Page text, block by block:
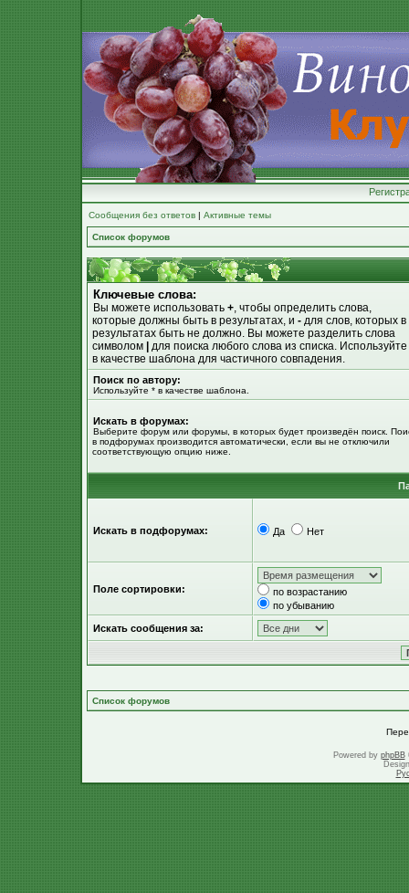
Сообщения без ответов | Активные темы
Список форумов
Ключевые слова:
Вы можете использовать +, чтобы определить слова,
которые должны быть в результатах, и - для слов, которых в
результатах быть не должно. Вы можете разделить слова
символом
для поиска любого слова из списка. Используйте
в качестве шаблона для частичного совпадения.
Поиск по автору:
Используйте * в качестве шаблона.
Искать в форумах:
Выберите форум или форумы, в которых будет произведён поиск.
в подфорумах производится автоматически, если вы не отключили
соответствующую опцию ниже.
Искать в подфорумах: Да Нет
Поле сортировки:
по возрастанию
по убыванию
Искать сообщения за:
Список форумов
Powered by phpBB